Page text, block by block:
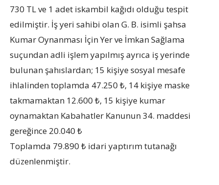
730 TL ve 1 adet iskambil kağıdı olduğu tespit
edilmiştir. İş yeri sahibi olan G. B. isimli şahsa
Kumar Oynanması İçin Yer ve İmkan Sağlama
suçundan adli işlem yapılmış ayrıca iş yerinde
bulunan şahıslardan; 15 kişiye sosyal mesafe
ihlalinden toplamda 47.250 ₺, 14 kişiye maske
takmamaktan 12.600 ₺, 15 kişiye kumar
oynamaktan Kabahatler Kanunun 34. maddesi
gereğince 20.040 ₺
Toplamda 79.890 ₺ idari yaptırım tutanağı
düzenlenmiştir.